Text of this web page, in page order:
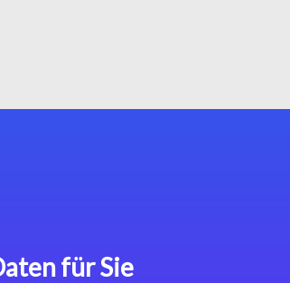
für Sie